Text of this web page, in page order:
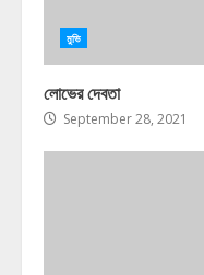
মুভি
লোভের দেবতা
September 28, 2021